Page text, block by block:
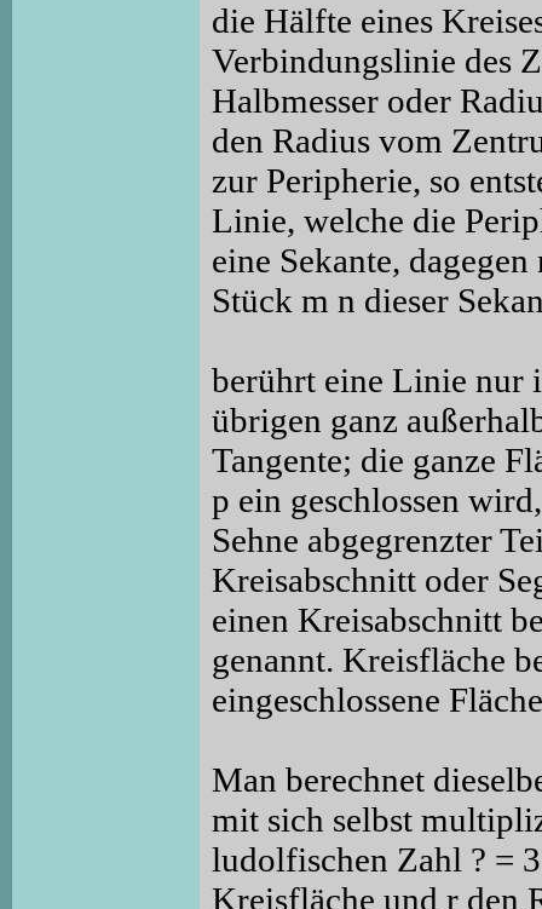
die Hälfte eines
Verbindungslinie des
Halbmesser oder
den Radius vom
zur Peripherie, so
Linie, welche die
eine Sekante,
Stück m n dieser
berührt eine Linie nur
übrigen ganz
Tangente; die ganze
p ein geschlossen
Sehne abgegrenzter
Kreisabschnitt oder
einen Kreisabschnitt
genannt. Kreisfläche
eingeschlossene
Man berechnet
mit sich selbst
ludolfischen Zahl ? =
Kreisfläche und r den